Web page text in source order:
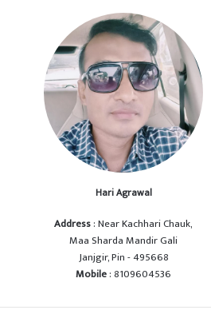
Hari Agrawal
Address: Near Kachhari Chauk,
Maa Sharda Mandir Gali
Janjgir, Pin - 495668
Mobile: 8109604536